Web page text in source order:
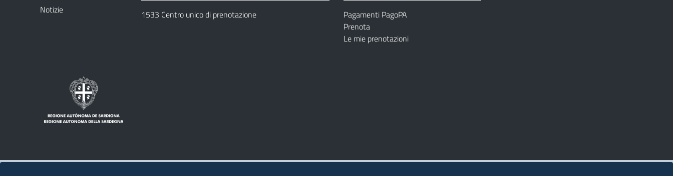
Notizie
1533 Centro unico di prenotazione
Pagamenti PagoPA
Prenota
Le mie prenotazioni